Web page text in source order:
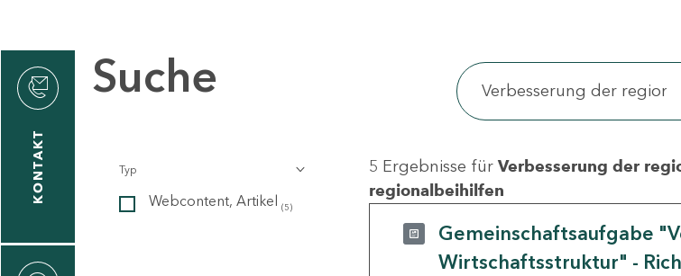
KONTAKT
Suche
Typ
Webcontent, Artikel (5)
5 Ergebnisse für Verbesserung der
regionalbeihilfen
Gemeinschaftsaufgabe
Wirtschaftsstruktur" -